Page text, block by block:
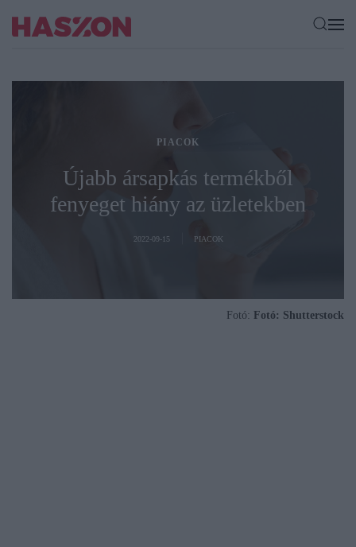
PIACOK
Újabb ársapkás termékből
fenyeget hiány az üzletekben
2022-09-15 PIACOK
Fotó: Fotó: Shutterstock